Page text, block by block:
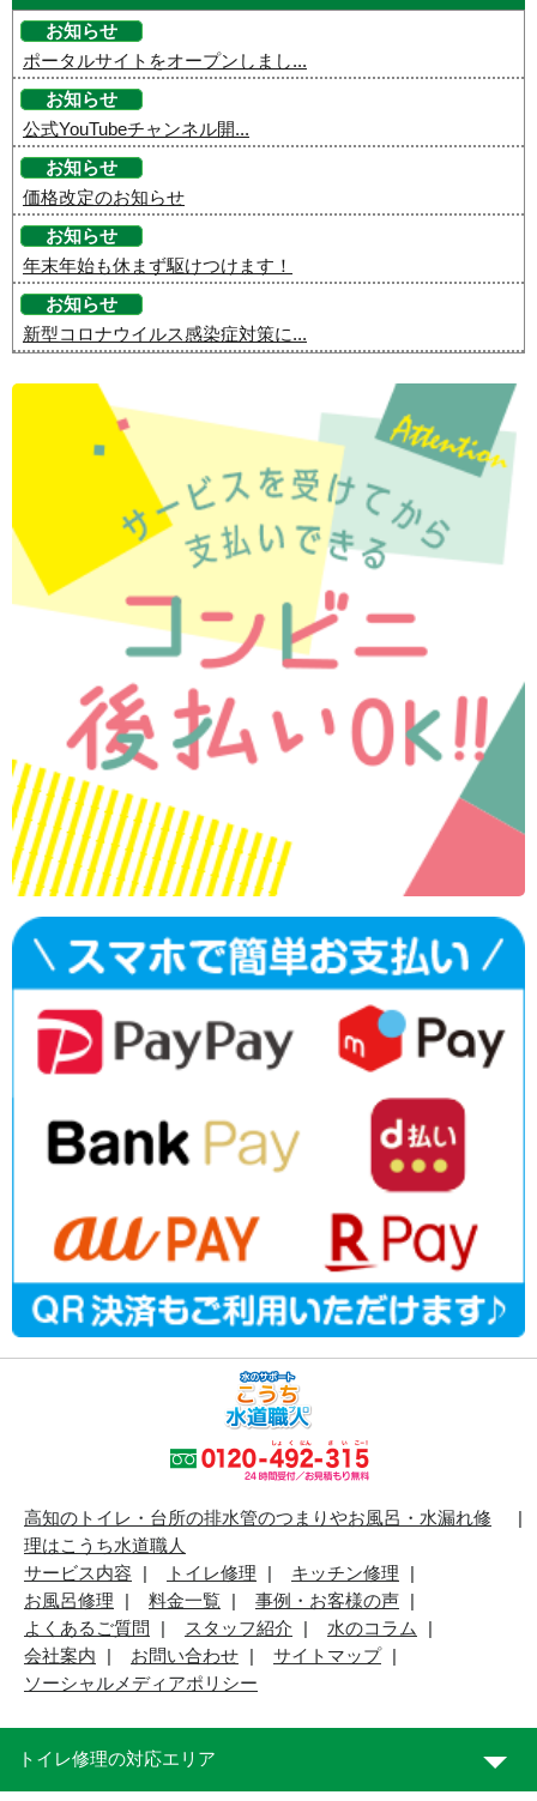
お知らせ
ポータルサイトをオープンしまし...
お知らせ
公式YouTubeチャンネル開...
お知らせ
価格改定のお知らせ
お知らせ
年末年始も休まず駆けつけます！
お知らせ
新型コロナウイルス感染症対策に...
高知のトイレ・台所の排水管のつまりやお風呂・水漏れ修
理はこうち水道職人
サービス内容
トイレ修理
キッチン修理
お風呂修理
料金一覧
事例・お客様の声
よくあるご質問
スタッフ紹介
水のコラム
会社案内
お問い合わせ
サイトマップ
ソーシャルメディアポリシー
トイレ修理の対応エリア